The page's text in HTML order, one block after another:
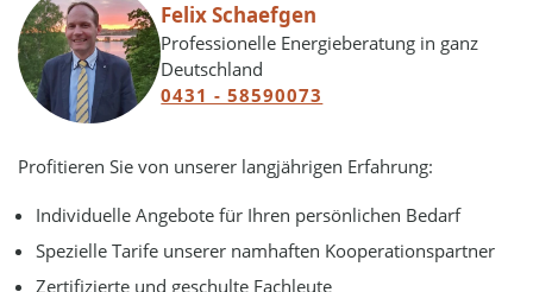
Felix Schaefgen
Professionelle Energieberatung in ganz
Deutschland
0431 - 58590073
Profitieren Sie von unserer langjährigen Erfahrung:
Individuelle Angebote für Ihren persönlichen Bedarf
Spezielle Tarife unserer namhaften Kooperationspartner
Zertifizierte und geschulte Fachleute